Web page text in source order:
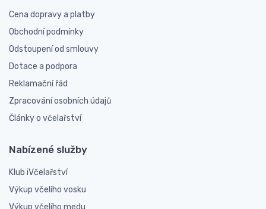
Cena dopravy a platby
Obchodní podmínky
Odstoupení od smlouvy
Dotace a podpora
Reklamační řád
Zpracování osobních údajů
Články o včelařství
Nabízené služby
Klub iVčelařství
Výkup včelího vosku
Výkup včelího medu